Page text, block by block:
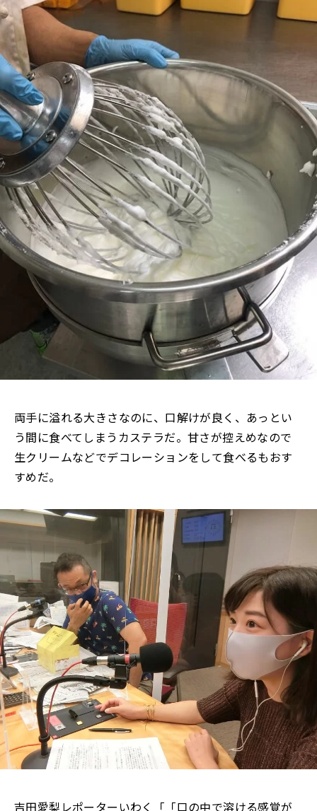
両手に溢れる大きさなのに、口解けが良く、あっとい
う間に食べてしまうカステラだ。甘さが控えめなので
生クリームなどでデコレーションをして食べるもおす
すめだ。
吉田愛梨レポーターいわく「「口の中で溶ける感覚が